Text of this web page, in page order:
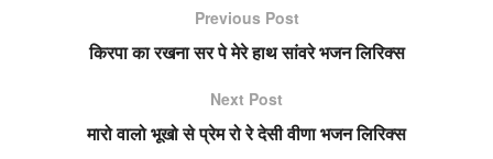
Previous Post
किरपा का रखना सर पे मेरे हाथ सांवरे भजन लिरिक्स
Next Post
मारो वालो भूखो से प्रेम रो रे देसी वीणा भजन लिरिक्स